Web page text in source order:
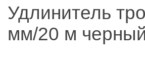
Удлинитель
мм/20 м